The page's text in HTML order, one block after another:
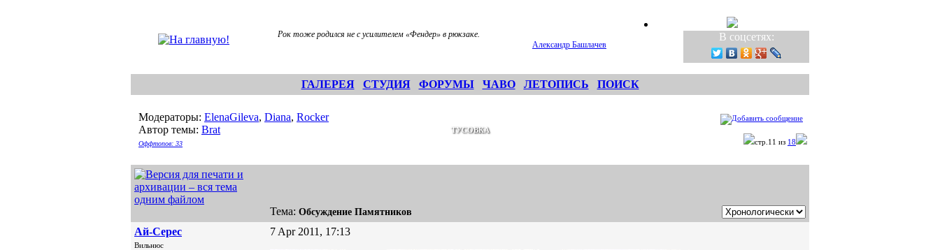
Рок тоже родился не с усилителем «Фендер» в рюкзаке.
Александр Башлачев
В соцсетях:
ГАЛЕРЕЯ СТУДИЯ ФОРУМЫ ЧАВО ЛЕТОПИСЬ ПОИСК
Модераторы: ElenaGileva, Diana, Rocker
Автор темы: Brat
Оффтопов: 33
ТУСОВКА
стр.11 из 18
Тема: Обсуждение Памятников
Ай-Серес
Вильнюс
7 Apr 2011, 17:13